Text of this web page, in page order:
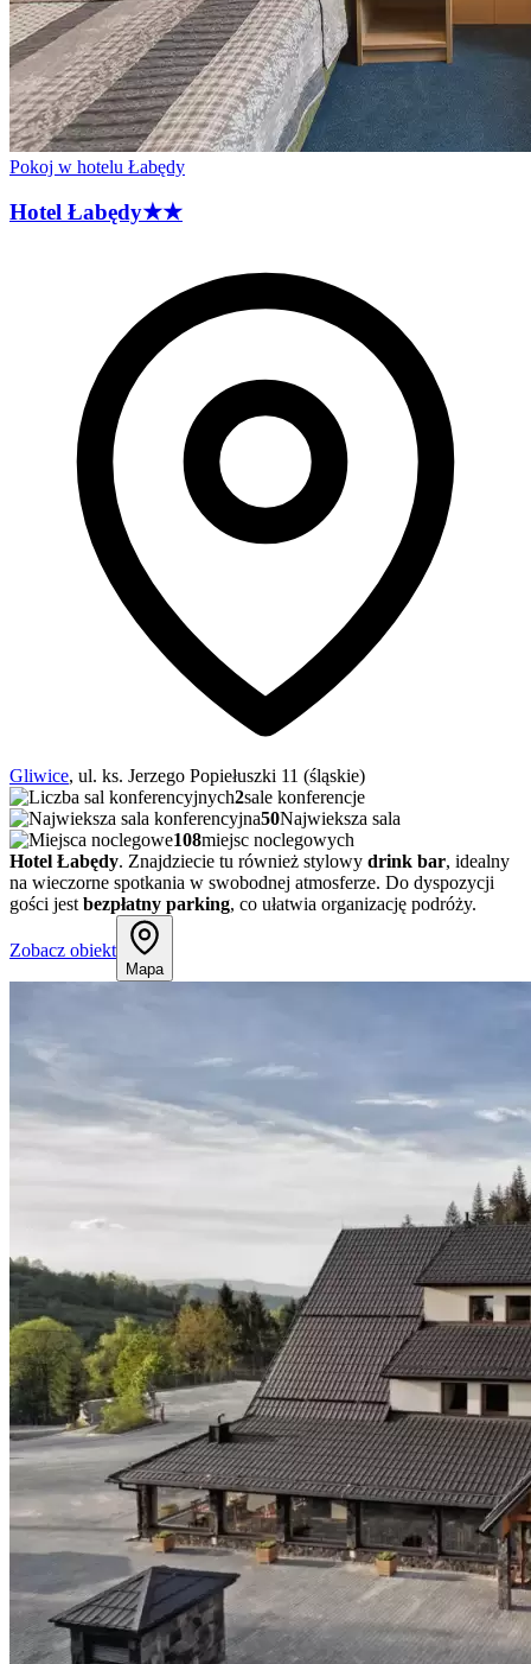
Pokoj w hotelu Łabędy
Hotel Łabędy★★
Gliwice, ul. ks. Jerzego Popiełuszki 11 (śląskie)
2sale konferencje
50Najwieksza sala
108miejsc noclegowych
Hotel Łabędy. Znajdziecie tu również stylowy drink bar, idealny
na wieczorne spotkania w swobodnej atmosferze. Do dyspozycji
gości jest bezpłatny parking, co ułatwia organizację podróży.
Zobacz obiekt
Mapa